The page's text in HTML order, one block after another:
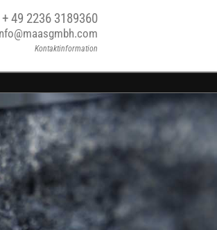
+ 49 2236 3189360
Kontaktinformation